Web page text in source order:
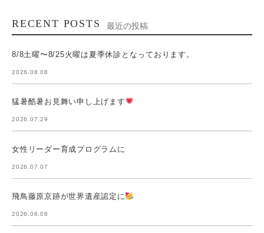
RECENT POSTS 最近の投稿
8/8土曜〜8/25火曜は夏季休診となっております。
2026.08.08
猛暑酷暑お見舞い申し上げます
2026.07.29
女性リーダー育成プログラムに
2026.07.07
飛鳥藤原京跡が世界遺産認定に
2026.06.08